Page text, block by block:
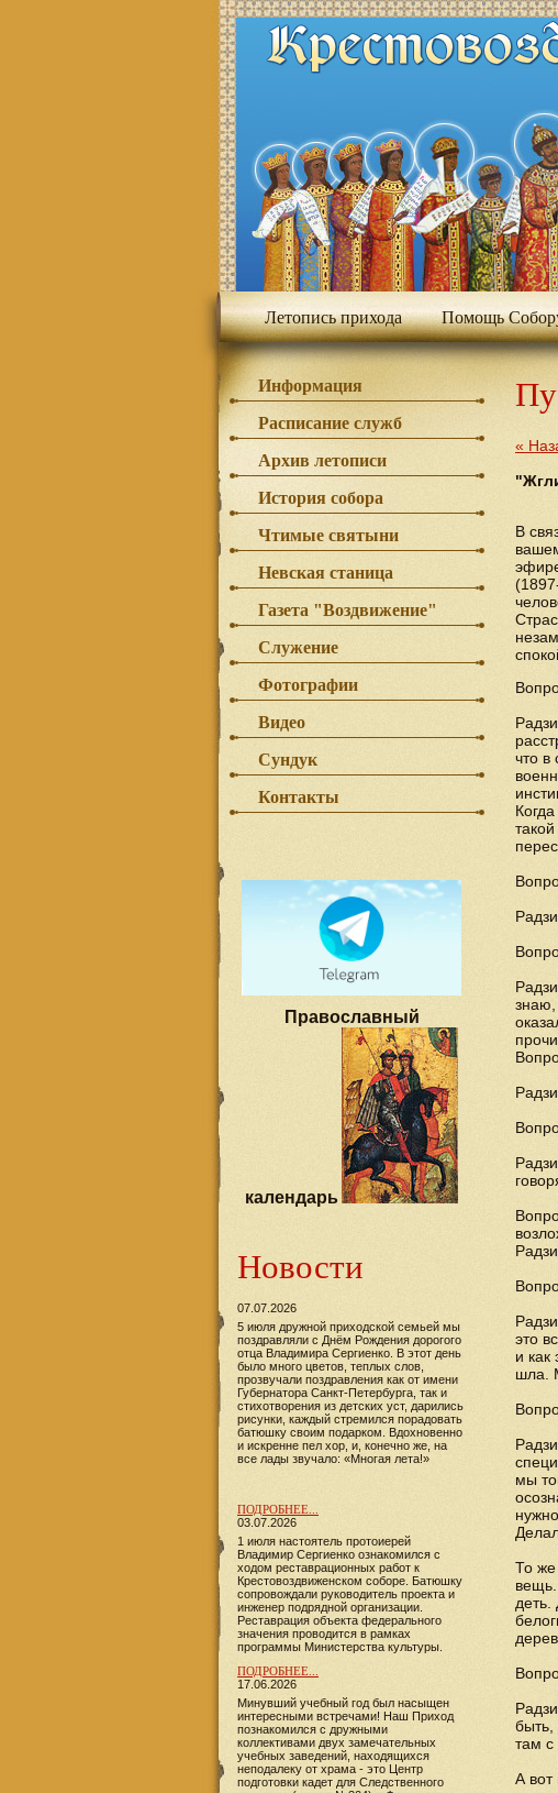
Летопись прихода Помощь
«
В
что в
знаю,
это
и как
шла.
мы
То же
вещь.
деть.
быть,
там с
А вот
Информация
Расписание служб
Архив летописи
История собора
Чтимые святыни
Невская станица
Газета "Воздвижение"
Служение
Фотографии
Видео
Сундук
Контакты
Православный
календарь
Новости
07.07.2026
5 июля дружной приходской семьей мы
поздравляли с Днём Рождения дорогого
отца Владимира Сергиенко. В этот день
было много цветов, теплых слов,
прозвучали поздравления как от имени
Губернатора Санкт-Петербурга, так и
стихотворения из детских уст, дарились
рисунки, каждый стремился порадовать
батюшку своим подарком. Вдохновенно
и искренне пел хор, и, конечно же, на
все лады звучало: «Многая лета!»
ПОДРОБНЕЕ...
03.07.2026
1 июля настоятель протоиерей
Владимир Сергиенко ознакомился с
ходом реставрационных работ к
Крестовоздвиженском соборе. Батюшку
сопровождали руководитель проекта и
инженер подрядной организации.
Реставрация объекта федерального
значения проводится в рамках
программы Министерства культуры.
ПОДРОБНЕЕ...
17.06.2026
​​​​​​Минувший учебный год был насыщен
интересными встречами! Наш Приход
познакомился с дружными
коллективами двух замечательных
учебных заведений, находящихся
неподалеку от храма - это Центр
подготовки кадет для Следственного